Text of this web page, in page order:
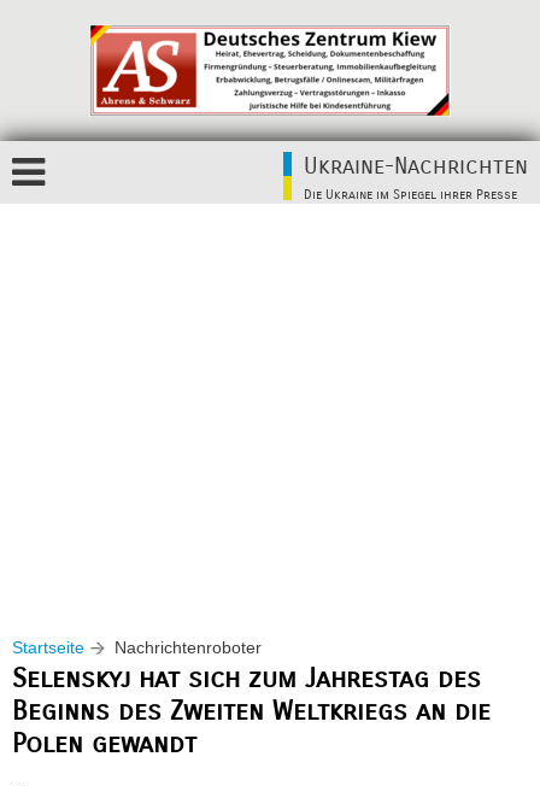
Ukraine-Nachrichten
Die Ukraine im Spiegel ihrer Presse
Startseite Nachrichtenroboter
Selenskyj hat sich zum Jahrestag des
Beginns des Zweiten Weltkriegs an die
Polen gewandt